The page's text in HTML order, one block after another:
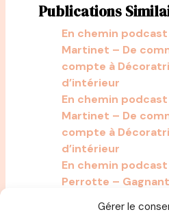
Gérer le
Publications
En chemin
Martinet – De
compte à
d’intérieur
En chemin
Martinet – De
compte à
d’intérieur
En chemin
Perrotte –
Accenture